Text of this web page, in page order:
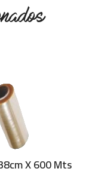
X 600 Mts